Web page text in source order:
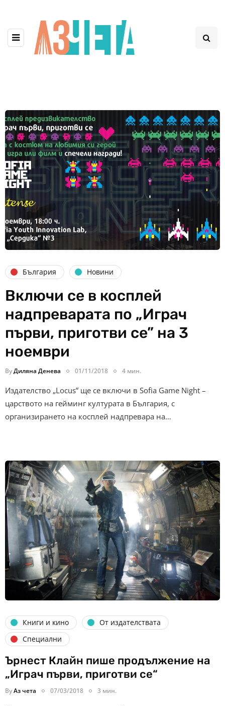
България Новини
Включи се в косплей
надпреварата по „Играч
първи, приготви се” на 3
ноември
ByДиляна Денева 01/11/2018 4 мин.
Издателство „Locus” ще се включи в Sofia Game Night –
царството на гейминг културата в България, с
организирането на косплей надпревара на…
Книги и кино
От издателствата
Специални
Ърнест Клайн пише продължение на
„Играч първи, приготви се“
ByАз чета 07/03/2018 3 мин.